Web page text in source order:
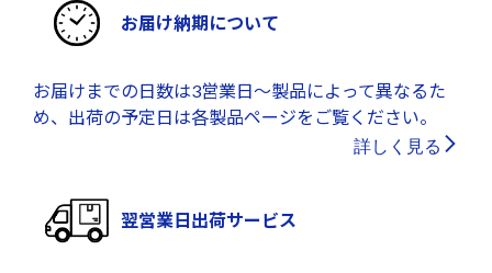
お届け納期について
お届けまでの日数は3営業日～製品によって異なるた
め、出荷の予定日は各製品ページをご覧ください。
詳しく見る
翌営業日出荷サービス